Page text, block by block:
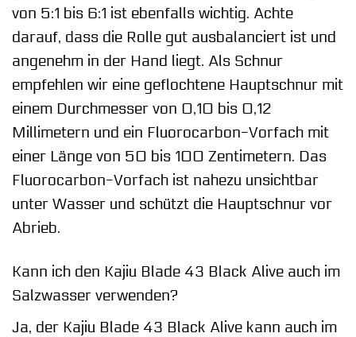
von 5:1 bis 6:1 ist ebenfalls wichtig. Achte
darauf, dass die Rolle gut ausbalanciert ist und
angenehm in der Hand liegt. Als Schnur
empfehlen wir eine geflochtene Hauptschnur mit
einem Durchmesser von 0,10 bis 0,12
Millimetern und ein Fluorocarbon-Vorfach mit
einer Länge von 50 bis 100 Zentimetern. Das
Fluorocarbon-Vorfach ist nahezu unsichtbar
unter Wasser und schützt die Hauptschnur vor
Abrieb.
Kann ich den Kajiu Blade 43 Black Alive auch im
Salzwasser verwenden?
Ja, der Kajiu Blade 43 Black Alive kann auch im